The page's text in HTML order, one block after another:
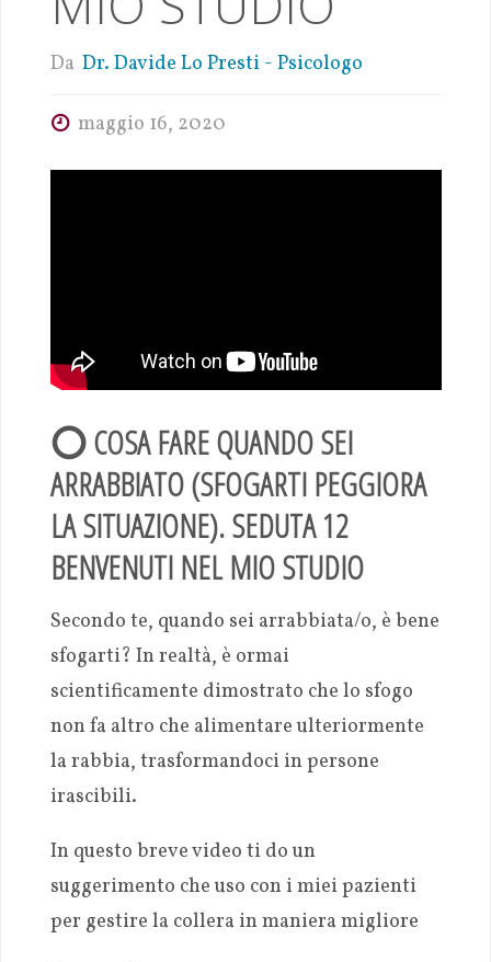
Da Dr. Davide Lo Presti - Psicologo
maggio 16, 2020
⭕ COSA FARE QUANDO SEI
ARRABBIATO (SFOGARTI PEGGIORA
LA SITUAZIONE). SEDUTA 12
BENVENUTI NEL MIO STUDIO
Secondo te, quando sei arrabbiata/o, è bene
sfogarti? In realtà, è ormai
scientificamente dimostrato che lo sfogo
non fa altro che alimentare ulteriormente
la rabbia, trasformandoci in persone
irascibili.
In questo breve video ti do un
suggerimento che uso con i miei pazienti
per gestire la collera in maniera migliore